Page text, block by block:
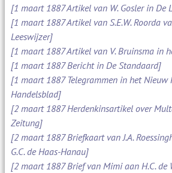
[1 maart 1887 Artikel van W. Gosler in De
[1 maart 1887 Artikel van S.E.W. Roorda
Leeswijzer]
[1 maart 1887 Artikel van V. Bruinsma in
[1 maart 1887 Bericht in De Standaard]
[1 maart 1887 Telegrammen in het Nieuw
Handelsblad]
[2 maart 1887 Herdenkinsartikel over
Zeitung]
[2 maart 1887 Briefkaart van J.A.
G.C. de Haas-Hanau]
[2 maart 1887 Brief van Mimi aan H.C. de